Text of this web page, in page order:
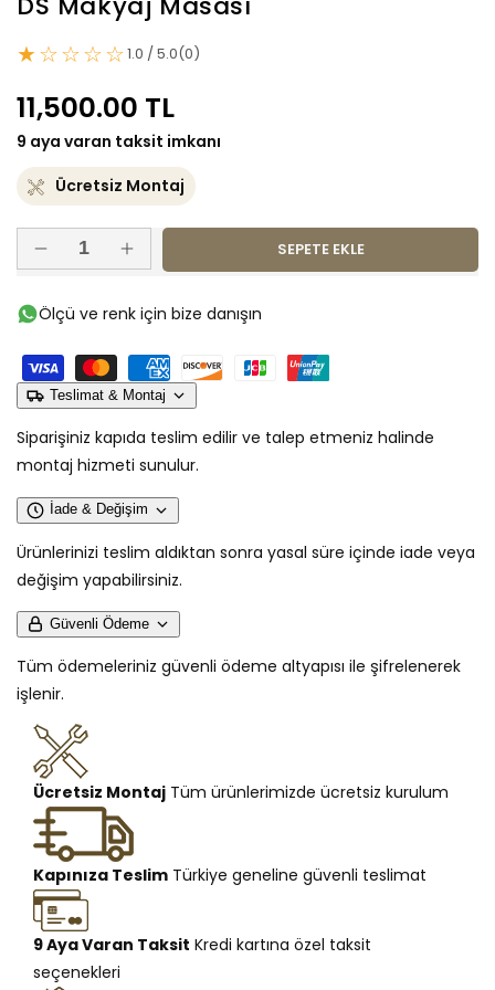
★☆☆☆☆1.0 / 5.0(0)
Normal
fiyat
11,500.00 TL
9 aya varan taksit imkanı
Ücretsiz Montaj
Masası
için
adedi
azaltın
DS
Masası
için
adedi
artırın
SEPETE EKLE
Ölçü ve renk için bize danışın
Teslimat & Montaj
Siparişiniz kapıda teslim edilir ve talep etmeniz halinde
montaj hizmeti sunulur.
İade & Değişim
Ürünlerinizi teslim aldıktan sonra yasal süre içinde iade veya
değişim yapabilirsiniz.
Güvenli Ödeme
Tüm ödemeleriniz güvenli ödeme altyapısı ile şifrelenerek
işlenir.
Ücretsiz Montaj Tüm ürünlerimizde ücretsiz kurulum
Kapınıza Teslim Türkiye geneline güvenli teslimat
9 Aya Varan Taksit Kredi kartına özel taksit
seçenekleri